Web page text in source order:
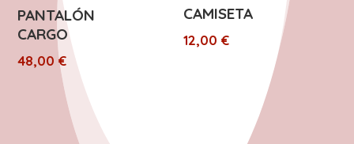
PANTALÓN
CARGO
48,00€
CAMISETA
12,00€